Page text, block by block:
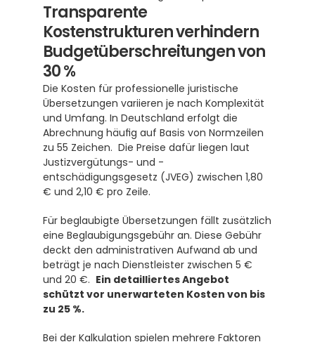
Transparente
Kostenstrukturen verhindern
Budgetüberschreitungen von
30 %
Die Kosten für professionelle juristische
Übersetzungen variieren je nach Komplexität
und Umfang. In Deutschland erfolgt die
Abrechnung häufig auf Basis von Normzeilen
zu 55 Zeichen.  Die Preise dafür liegen laut
Justizvergütungs- und -
entschädigungsgesetz (JVEG) zwischen 1,80
€ und 2,10 € pro Zeile.
Für beglaubigte Übersetzungen fällt zusätzlich
eine Beglaubigungsgebühr an. Diese Gebühr
deckt den administrativen Aufwand ab und
beträgt je nach Dienstleister zwischen 5 €
und 20 €. Ein detailliertes Angebot
schützt vor unerwarteten Kosten von bis
zu 25 %.
Bei der Kalkulation spielen mehrere Faktoren